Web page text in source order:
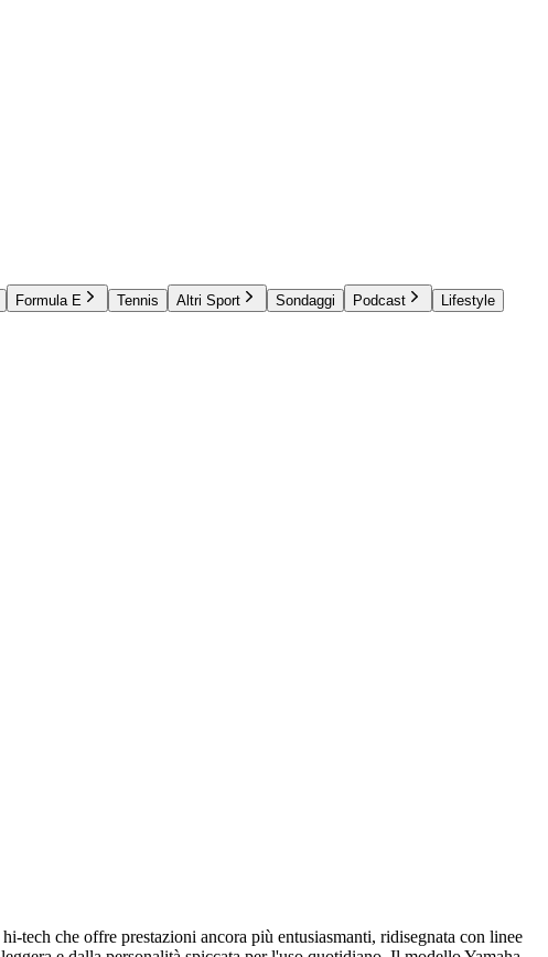
Formula E Tennis Altri Sport Sondaggi Podcast
Lifestyle
tech che offre prestazioni ancora più entusiasmanti, ridisegnata con linee